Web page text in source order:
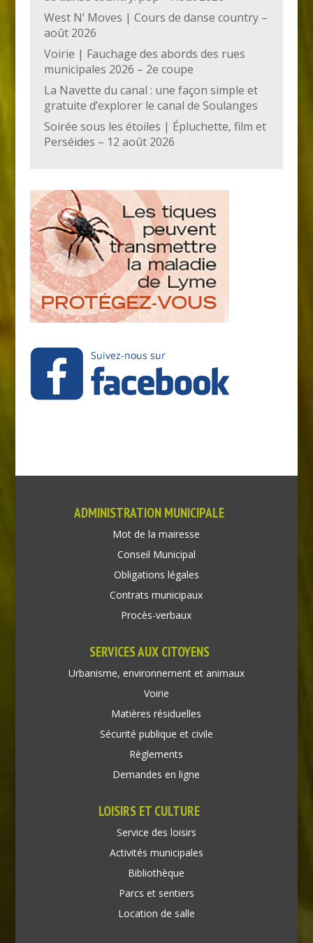
West N’ Moves | Cours de danse country –
août 2026
Voirie | Fauchage des abords des rues
municipales 2026 – 2e coupe
La Navette du canal : une façon simple et
gratuite d’explorer le canal de Soulanges
Soirée sous les étoiles | Épluchette, film et
Perséides – 12 août 2026
ADMINISTRATION MUNICIPALE
Mot de la mairesse
Conseil Municipal
Obligations légales
Contrats municipaux
Procès-verbaux
SERVICES AUX CITOYENS
Urbanisme, environnement et animaux
Voirie
Matières résiduelles
Sécurité publique et civile
Règlements
Demandes en ligne
LOISIRS ET CULTURE
Service des loisirs
Activités municipales
Bibliothèque
Parcs et sentiers
Location de salle